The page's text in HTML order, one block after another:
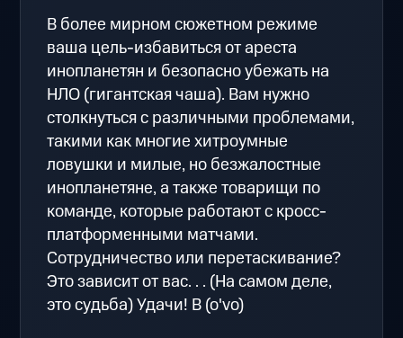
В более мирном сюжетном режиме
ваша цель-избавиться от ареста
инопланетян и безопасно убежать на
НЛО (гигантская чаша). Вам нужно
столкнуться с различными проблемами,
такими как многие хитроумные
ловушки и милые, но безжалостные
инопланетяне, а также товарищи по
команде, которые работают с кросс-
платформенными матчами.
Сотрудничество или перетаскивание?
Это зависит от вас. . . (На самом деле,
это судьба) Удачи! B (o'vo)